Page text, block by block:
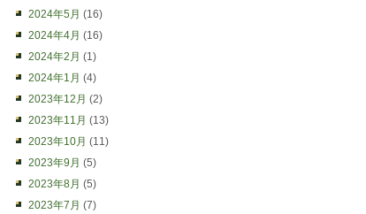
2024年5月 (16)
2024年4月 (16)
2024年2月 (1)
2024年1月 (4)
2023年12月 (2)
2023年11月 (13)
2023年10月 (11)
2023年9月 (5)
2023年8月 (5)
2023年7月 (7)